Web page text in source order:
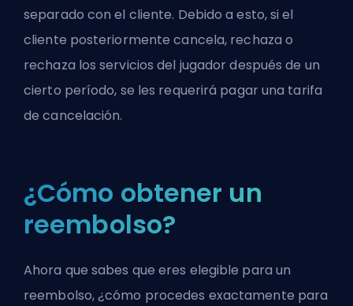
separado con el cliente. Debido a esto, si el
cliente posteriormente cancela, rechaza o
rechaza los servicios del jugador después de un
cierto período, se les requerirá pagar una tarifa
de cancelación.
¿Cómo obtener un
reembolso?
Ahora que sabes que eres elegible para un
reembolso, ¿cómo procedes exactamente para